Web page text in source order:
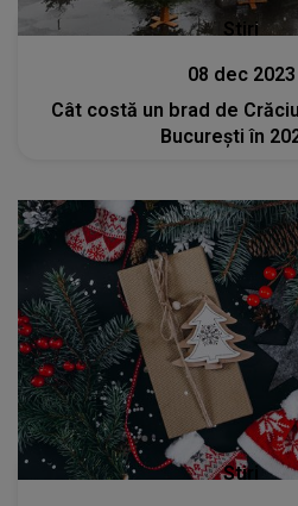
Stiri
08 dec 2023
Cât costă un brad de
București în
Stiri